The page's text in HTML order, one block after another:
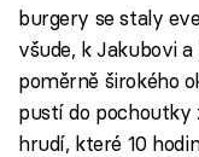
burgery se staly
všude, k Jakubovi
poměrně širokého
pustí do pochoutky
hrudí, které 10